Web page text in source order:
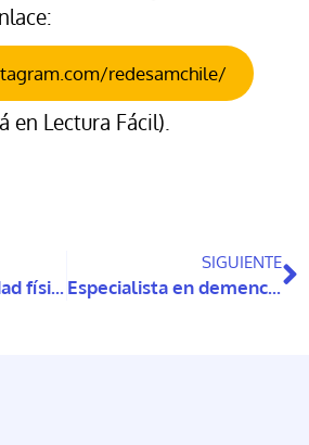
redesamchile/
en Lectura Fácil).
Niveles de actividad física vigorosa de personas mayores en 6 países
SIGUIENTE
Especialista en demencia, Dra Juanita Hoe, visita Chile para presentar sus investigaciones